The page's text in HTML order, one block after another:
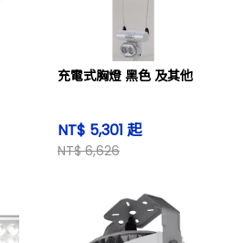
充電式胸燈 黑色 及其他
NT$ 5,301 起
NT$ 6,626